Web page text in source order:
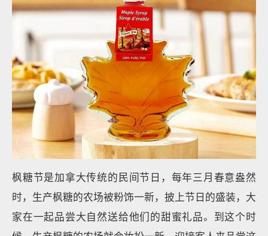
枫糖节是加拿大传统的民间节日，每年三月春意盎然
时，生产枫糖的农场被粉饰一新，披上节日的盛装，大
家在一起品尝大自然送给他们的甜蜜礼品。到这个时